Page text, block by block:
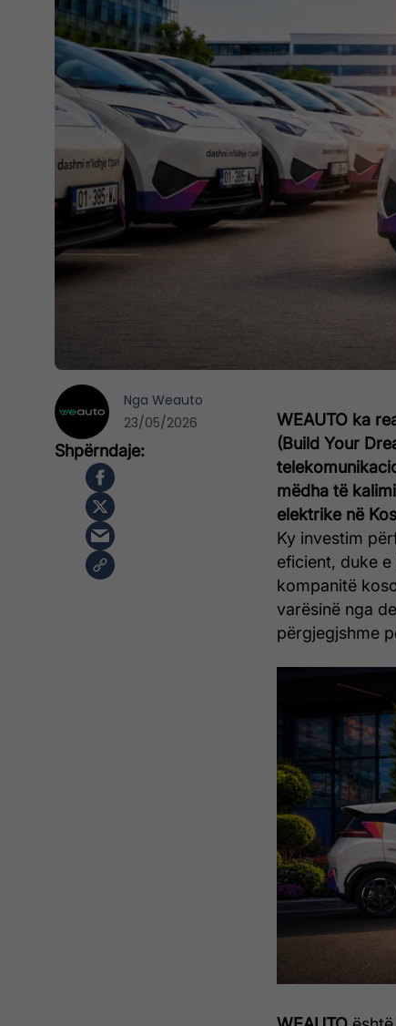
WEAUTO ka
(Build Your
mëdha të
elektrike në
Ky investim
eficient, duke
kompanitë
varësinë nga
përgjegjshme
Nga Weauto
23/05/2026